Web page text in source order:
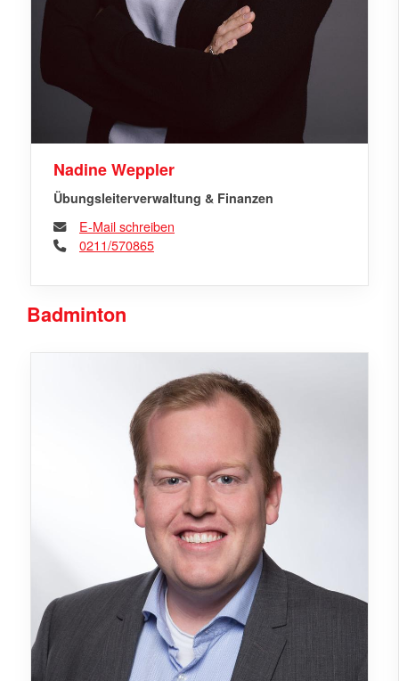
Nadine Weppler
Übungsleiterverwaltung & Finanzen
E-Mail schreiben
0211/570865
Badminton